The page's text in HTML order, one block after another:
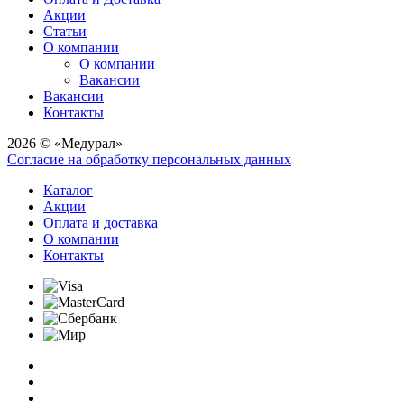
Акции
Статьи
О компании
О компании
Вакансии
Вакансии
Контакты
2026 © «Медурал»
Согласие на обработку персональных данных
Каталог
Акции
Оплата и доставка
О компании
Контакты